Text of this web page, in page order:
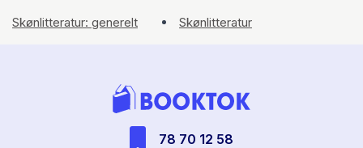
Skønlitteratur: generelt
Skønlitteratur
78 70 12 58